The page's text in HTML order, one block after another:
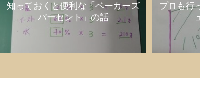
知っておくと便利な「ベーカーズ
パーセント」の話
プロも行